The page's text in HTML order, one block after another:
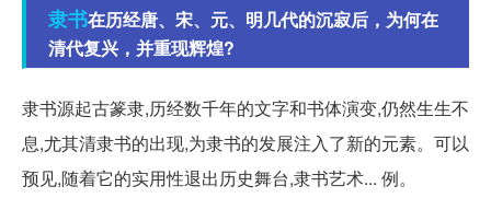
隶书在历经唐、宋、元、明几代的沉寂后，为何在
清代复兴，并重现辉煌?
隶书源起古篆隶,历经数千年的文字和书体演变,仍然生生不
息,尤其清隶书的出现,为隶书的发展注入了新的元素。可以
预见,随着它的实用性退出历史舞台,隶书艺术... 例。